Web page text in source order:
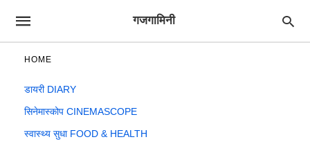
गजगामिनी
HOME
डायरी DIARY
सिनेमास्कोप CINEMASCOPE
स्वास्थ्य सुधा FOOD & HEALTH